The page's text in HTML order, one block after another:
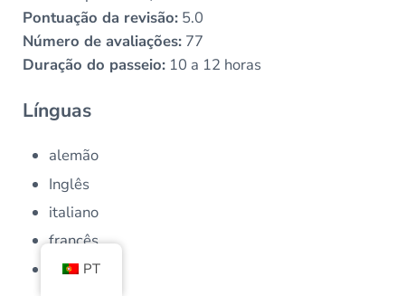
Pontuação da revisão:5.0
Número de avaliações:77
Duração do passeio:10 a 12 horas
Línguas
alemão
Inglês
italiano
francês
espanhol
PT